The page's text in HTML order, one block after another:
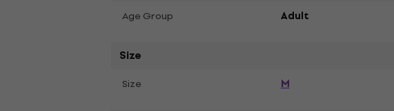
Age Group Adult
Size
Size M